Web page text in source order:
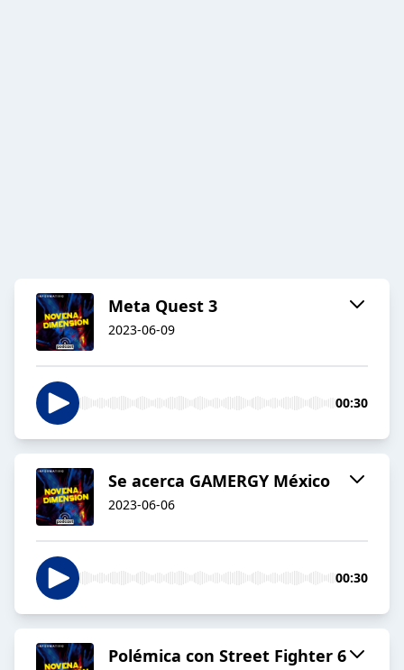
Meta Quest 3
2023-06-09
00:30
Se acerca GAMERGY México
2023-06-06
00:30
Polémica con Street Fighter 6